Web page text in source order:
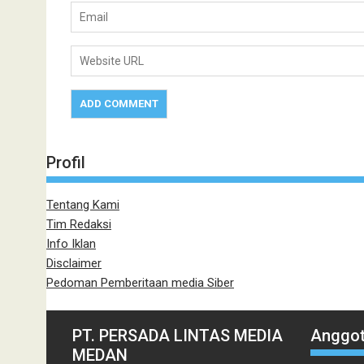
Profil
Tentang Kami
Tim Redaksi
Info Iklan
Disclaimer
Pedoman Pemberitaan media Siber
PT. PERSADA LINTAS MEDIA
MEDAN